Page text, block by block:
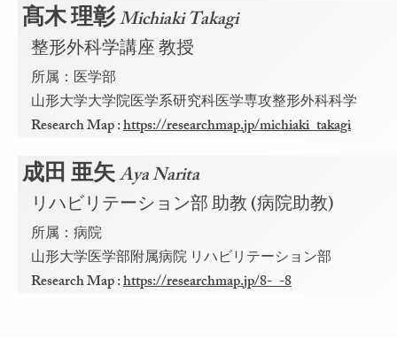
髙木​ 理彰Michiaki Takagi
整形外科学講座教授
所属： 医学部
​山形大学大学院医学系研究科医学専攻整形外科科学
Research Map :https://researchmap.jp/michiaki_takagi
成田 亜矢Aya Narita
リハビリテーション部 助教 (病院助教)
所属：病院
​山形大学医学部附属病院 リハビリテーション部
Research Map :https://researchmap.jp/8-_-8